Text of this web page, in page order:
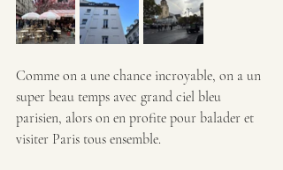
Comme on a une chance incroyable, on a un
super beau temps avec grand ciel bleu
parisien, alors on en profite pour balader et
visiter Paris tous ensemble.